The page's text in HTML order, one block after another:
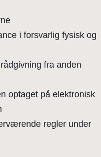
i forsvarlig fysisk og
fra anden
optaget på elektronisk
regler under